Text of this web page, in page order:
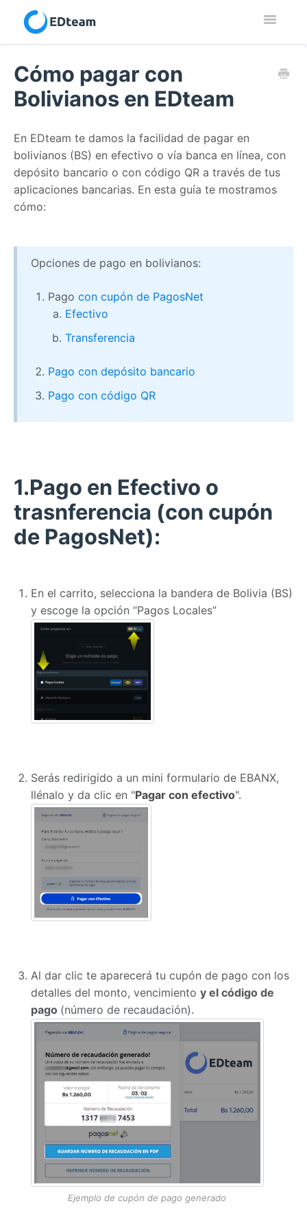
Toggle
Contacto
Cómo pagar con
Bolivianos en EDteam
En EDteam te damos la facilidad de pagar en
bolivianos (BS) en efectivo o vía banca en línea, con
depósito bancario o con código QR a través de tus
aplicaciones bancarias. En esta guía te mostramos
cómo:
Opciones de pago en bolivianos:
Pago con cupón de PagosNet
Efectivo
Transferencia
Pago con depósito bancario
Pago con código QR
1.Pago en Efectivo o
trasnferencia (con cupón
de PagosNet):
En el carrito, selecciona la bandera de Bolivia (BS)
y escoge la opción “Pagos Locales”
Serás redirigido a un mini formulario de EBANX,
llénalo y da clic en "Pagar con efectivo".
Al dar clic te aparecerá tu cupón de pago con los
detalles del monto, vencimiento y el código de
pago (número de recaudación).
Ejemplo de cupón de pago generado